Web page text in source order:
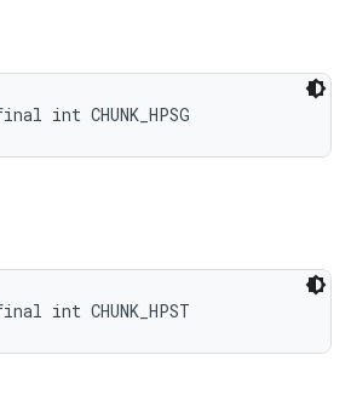
int CHUNK_HPSG
int CHUNK_HPST